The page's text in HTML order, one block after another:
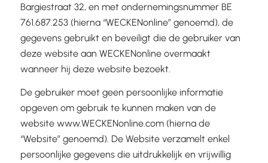
Bargiestraat 32, en met ondernemingsnummer BE
761.687.253 (hierna “WECKENonline” genoemd), de
gegevens gebruikt en beveiligt die de gebruiker van
deze website aan WECKENonline overmaakt
wanneer hij deze website bezoekt.
De gebruiker moet geen persoonlijke informatie
opgeven om gebruik te kunnen maken van de
website www.WECKENonline.com (hierna de
“Website” genoemd). De Website verzamelt enkel
persoonlijke gegevens die uitdrukkelijk en vrijwillig